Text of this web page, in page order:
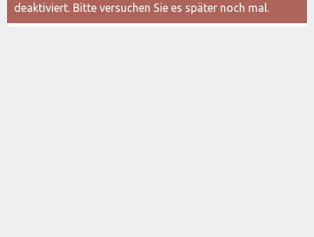
deaktiviert. Bitte versuchen Sie es später noch mal.